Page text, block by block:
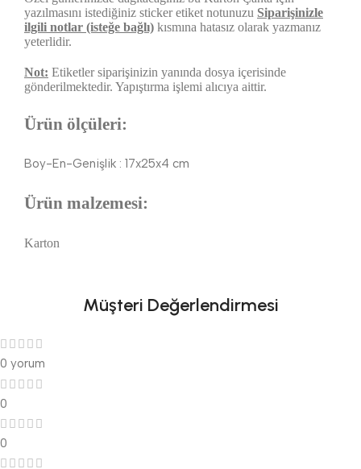
yazılmasını istediğiniz sticker etiket notunuzu Siparişinizle
ilgili notlar (isteğe bağlı) kısmına hatasız olarak yazmanız
yeterlidir.
Not: Etiketler siparişinizin yanında dosya içerisinde
gönderilmektedir. Yapıştırma işlemi alıcıya aittir.
Ürün ölçüleri:
Boy-En-Genişlik : 17x25x4 cm
Ürün malzemesi:
Karton
Müşteri Değerlendirmesi
0 yorum
0
0